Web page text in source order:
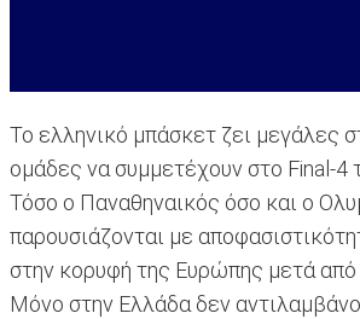
Το ελληνικό μπάσκετ ζει μεγάλες
ομάδες να συμμετέχουν στο Final-4
Τόσο ο Παναθηναικός όσο και ο
παρουσιάζονται με
στην κορυφή της Ευρώπης μετά από
Μόνο στην Ελλάδα δεν